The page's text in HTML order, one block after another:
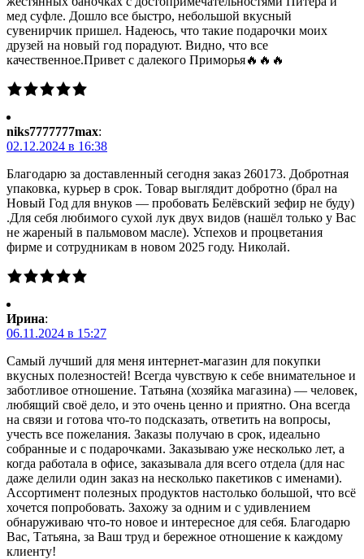
мед суфле. Дошло все быстро, небольшой вкусный
сувенирчик пришел. Надеюсь, что такие подарочки моих
друзей на новый год порадуют. Видно, что все
качественное.Привет с далекого Приморья🔥🔥🔥
niks7777777max:
02.12.2024 в 16:38
Благодарю за доставленный сегодня заказ 260173. Добротная
упаковка, курьер в срок. Товар выглядит добротно (брал на
Новый Год для внуков — пробовать Белёвский зефир не буду)
.Для себя любимого сухой лук двух видов (нашёл только у Вас
не жареный в пальмовом масле). Успехов и процветания
фирме и сотрудникам в новом 2025 году. Николай.
Ирина:
06.11.2024 в 15:27
Самый лучший для меня интернет-магазин для покупки
вкусных полезностей! Всегда чувствую к себе внимательное и
заботливое отношение. Татьяна (хозяйка магазина) — человек,
любящий своё дело, и это очень ценно и приятно. Она всегда
на связи и готова что-то подсказать, ответить на вопросы,
учесть все пожелания. Заказы получаю в срок, идеально
собранные и с подарочками. Заказываю уже несколько лет, а
когда работала в офисе, заказывала для всего отдела (для нас
даже делили один заказ на несколько пакетиков с именами).
Ассортимент полезных продуктов настолько большой, что всё
хочется попробовать. Захожу за одним и с удивлением
обнаруживаю что-то новое и интересное для себя. Благодарю
Вас, Татьяна, за Ваш труд и бережное отношение к каждому
клиенту!